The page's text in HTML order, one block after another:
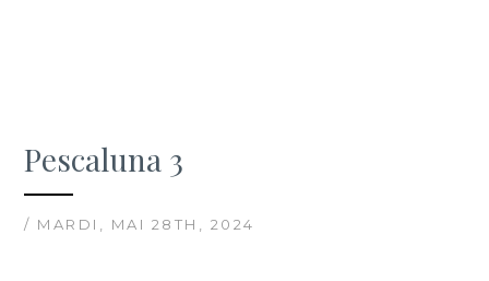
Pescaluna 3
/ MARDI, MAI 28TH, 2024